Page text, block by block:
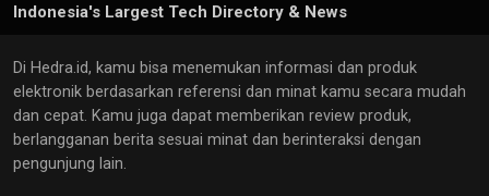
Indonesia's Largest Tech Directory & News
Di Hedra.id, kamu bisa menemukan informasi dan produk
elektronik berdasarkan referensi dan minat kamu secara mudah
dan cepat. Kamu juga dapat memberikan review produk,
berlangganan berita sesuai minat dan berinteraksi dengan
pengunjung lain.